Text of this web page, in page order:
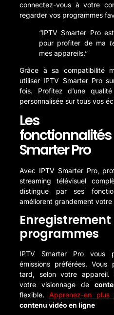
connectez-vous à votre
regarder vos programmes
“IPTV Smarter Pro
pour profiter de ma
mes appareils.”
Grâce à sa compatibilité
utiliser IPTV Smarter Pro
fois. Profitez d’une
personnalisée sur tous vos
Les
Smarter Pro
Avec IPTV Smarter Pro,
streaming télévisuel
distingue par ses
améliorent grandement
programmes
IPTV Smarter Pro vous
émissions préférées.
tard, selon votre appareil.
votre visionnage de
flexible. Apprenez-en plus
contenu vidéo en ligne